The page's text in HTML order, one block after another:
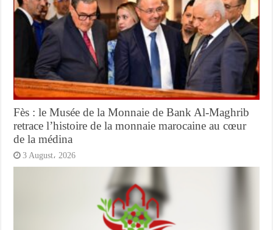
Fès : le Musée de la Monnaie de Bank Al-Maghrib
retrace l’histoire de la monnaie marocaine au cœur
de la médina
3 August، 2026